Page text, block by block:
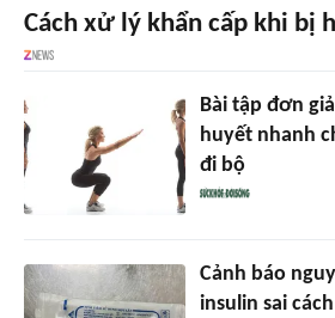
Cách xử lý khẩn cấp khi bị
Bài tập đơn
huyết nhanh
đi bộ
Cảnh báo
insulin sai